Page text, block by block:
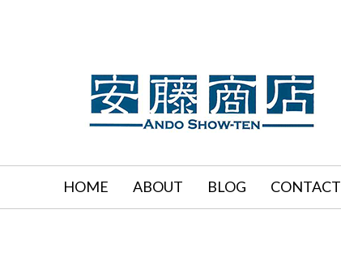
HOME ABOUT BLOG CONTACT